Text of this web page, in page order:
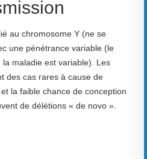
au chromosome Y (ne se
une pénétrance variable (le
la maladie est variable). Les
des cas rares à cause de
la faible chance de conception
de délétions « de novo ».